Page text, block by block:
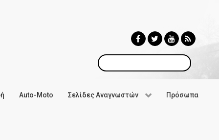
Αναζήτηση
Auto-Moto Σελίδες Αναγνωστών Πρόσωπα